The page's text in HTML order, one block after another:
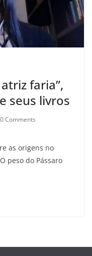
faria”,
seus livros
0 Comments
as origens no
peso do Pássaro